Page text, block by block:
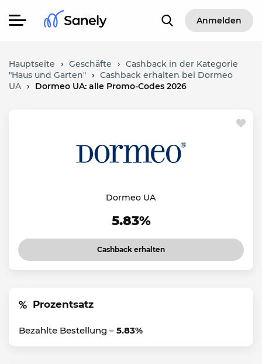
Anmelden
Hauptseite › Geschäfte › Cashback in der Kategorie
"Haus und Garten" › Cashback erhalten bei Dormeo
UA › Dormeo UA: alle Promo-Codes 2026
Dormeo UA
5.83%
Cashback erhalten
Prozentsatz
Bezahlte Bestellung – 5.83%